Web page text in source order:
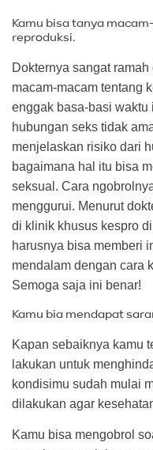
Kamu bisa tanya
reproduksi.
Dokternya sangat
macam-macam tentang
enggak basa-basi waktu
hubungan seks tidak
menjelaskan risiko dari
bagaimana hal itu bisa
seksual. Cara
menggurui. Menurut
di klinik khusus kespro
harusnya bisa memberi
mendalam dengan cara
Semoga saja ini benar!
Kamu bia mendapat
Kapan sebaiknya kamu
lakukan untuk
kondisimu sudah mulai
dilakukan agar
Kamu bisa mengobrol